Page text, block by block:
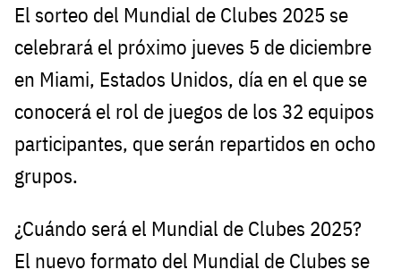
El sorteo del Mundial de Clubes 2025 se
celebrará el próximo jueves 5 de diciembre
en Miami, Estados Unidos, día en el que se
conocerá el rol de juegos de los 32 equipos
participantes, que serán repartidos en ocho
grupos.
¿Cuándo será el Mundial de Clubes 2025?
El nuevo formato del Mundial de Clubes se